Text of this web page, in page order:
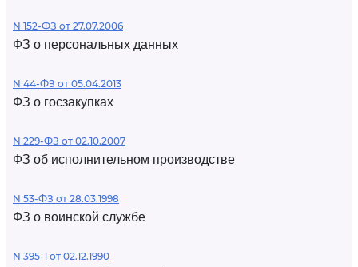
N 152-ФЗ от 27.07.2006
ФЗ о персональных данных
N 44-ФЗ от 05.04.2013
ФЗ о госзакупках
N 229-ФЗ от 02.10.2007
ФЗ об исполнительном производстве
N 53-ФЗ от 28.03.1998
ФЗ о воинской службе
N 395-1 от 02.12.1990